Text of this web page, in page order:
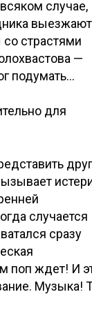
случае,
выезжают
страстями
—
подумать…
для
случается
сразу
поп ждет! И
Музыка!